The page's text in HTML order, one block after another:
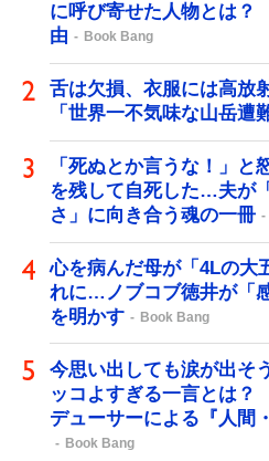
に呼び寄せた人物とは
由
Book Bang
舌は欠損、衣服には高放
「世界一不気味な山岳遭
「死ぬとか言うな！」
を残して自死した…夫が
さ」に向き合う魂の一冊
心を病んだ母が「4Lの大
れに…ノブコブ徳井が「
を明かす
Book Bang
今思い出しても涙が出そ
ッコよすぎる一言とは
デューサーによる『人間
Book Bang